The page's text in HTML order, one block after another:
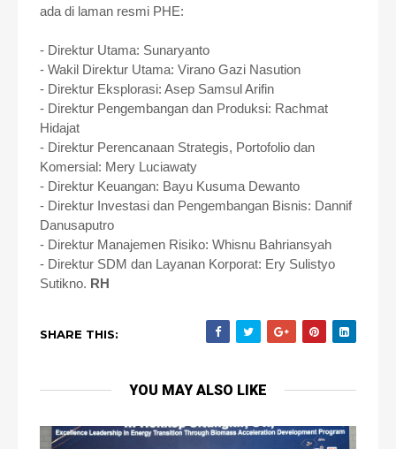
ada di laman resmi PHE:
- Direktur Utama: Sunaryanto
- Wakil Direktur Utama: Virano Gazi Nasution
- Direktur Eksplorasi: Asep Samsul Arifin
- Direktur Pengembangan dan Produksi: Rachmat
Hidajat
- Direktur Perencanaan Strategis, Portofolio dan
Komersial: Mery Luciawaty
- Direktur Keuangan: Bayu Kusuma Dewanto
- Direktur Investasi dan Pengembangan Bisnis: Dannif
Danusaputro
- Direktur Manajemen Risiko: Whisnu Bahriansyah
- Direktur SDM dan Layanan Korporat: Ery Sulistyo
Sutikno. RH
SHARE THIS:
YOU MAY ALSO LIKE